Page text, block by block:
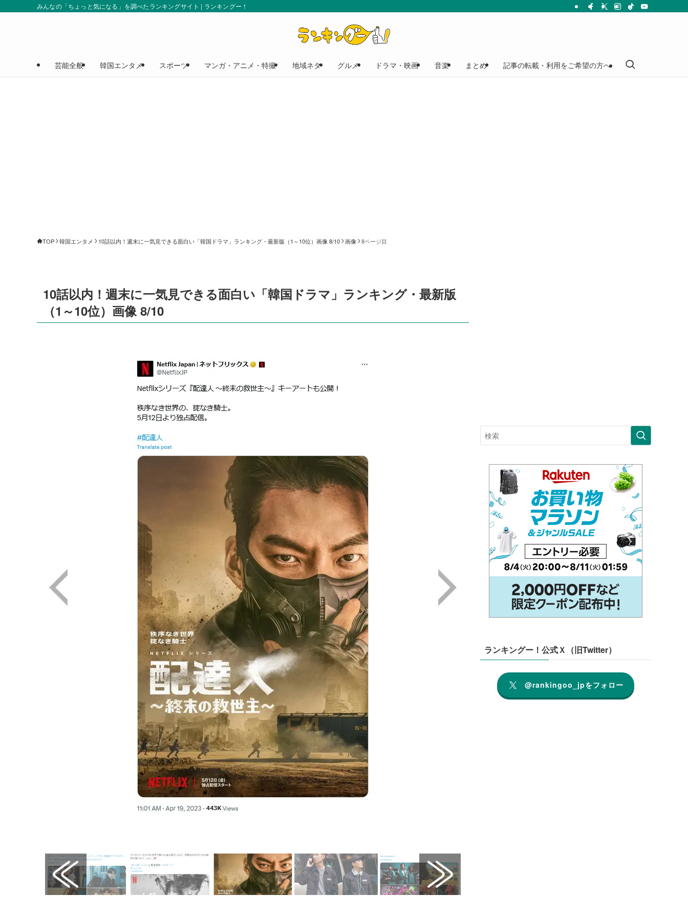
みんなの「ちょっと気になる」を調べたランキングサイト | ランキングー！
芸能全般 韓国エンタメ スポーツ マンガ・アニメ・特撮 地域ネタ グルメ ドラマ・映画 音楽 まとめ 記事の転載・利用をご希望の方へ
TOP 韓国エンタメ 10話以内！週末に一気見できる面白い「韓国ドラマ」ランキング・最新版（1～10位）画像 8/10 画像 8ページ目
10話以内！週末に一気見できる面白い「韓国ドラマ」ランキング・最新版
（1～10位）画像 8/10
ランキングー！公式Ｘ（旧Twitter）
@rankingoo_jpをフォロー